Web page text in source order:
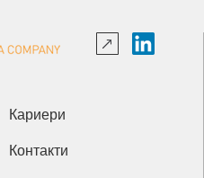
Кариери
Контакти